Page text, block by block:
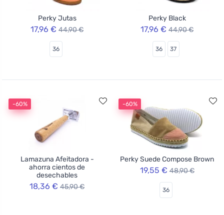
Perky Jutas
17,96 € 44,90 €
36
Perky Black
17,96 € 44,90 €
36 37
-60%
Lamazuna Afeitadora -
ahorra cientos de
desechables
18,36 € 45,90 €
-60%
Perky Suede Compose Brown
19,55 € 48,90 €
36